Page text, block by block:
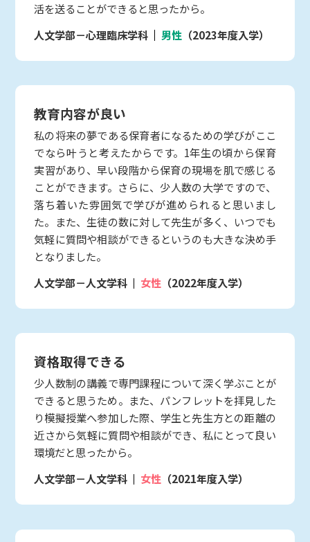
活を送ることができると思ったから。
人文学部－心理臨床学科
男性 （2023年度入学）
教育内容が良い
私の将来の夢である保育者になるための学びがここ
でなら叶うと考えたからです。1年生の頃から保育
実習があり、早い段階から保育の現場を肌で感じる
ことができます。さらに、少人数の大学ですので、
落ち着いた雰囲気で学びが進められると思いまし
た。また、生徒の数に対して先生が多く、いつでも
気軽に質問や相談ができるというのも大きな決め手
となりました。
人文学部－人文学科
女性 （2022年度入学）
資格取得できる
少人数制の講義で専門課程について深く学ぶことが
できると思うため。また、パンフレットを拝見した
り模擬授業へ参加した際、学生と先生方との距離の
近さから気軽に質問や相談ができ、私にとって良い
環境だと思ったから。
人文学部－人文学科
女性 （2021年度入学）